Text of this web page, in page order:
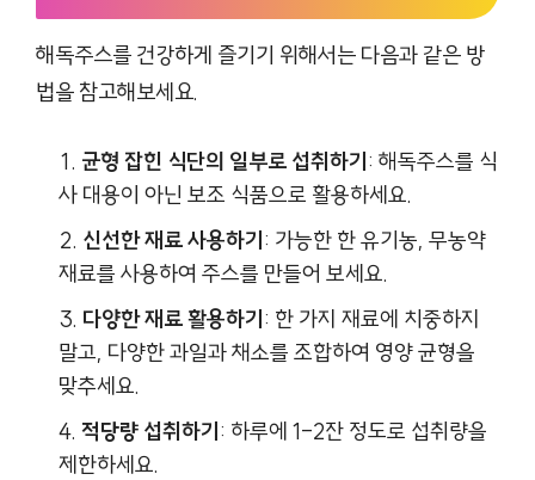
해독주스를 건강하게 즐기기 위해서는 다음과 같은 방
법을 참고해보세요.
균형 잡힌 식단의 일부로 섭취하기 : 해독주스를 식
사 대용이 아닌 보조 식품으로 활용하세요.
신선한 재료 사용하기 : 가능한 한 유기농, 무농약
재료를 사용하여 주스를 만들어 보세요.
다양한 재료 활용하기 : 한 가지 재료에 치중하지
말고, 다양한 과일과 채소를 조합하여 영양 균형을
맞추세요.
적당량 섭취하기 : 하루에 1-2잔 정도로 섭취량을
제한하세요.